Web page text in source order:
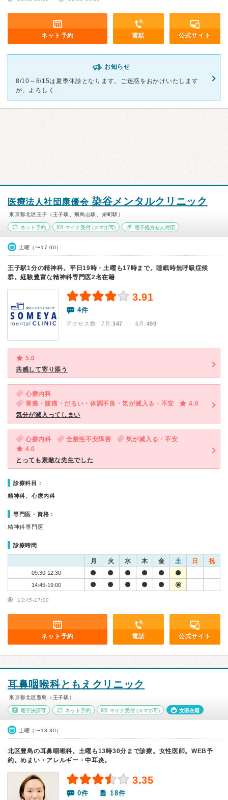
ネット予約 電話 公式サイト
お知らせ
8/10～8/15は夏季休診となります。ご迷惑をおかけいたします
が、よろしく...
医療法人社団康優会 染谷メンタルクリニック
東京都北区王子（王子駅、飛鳥山駅、栄町駅）
ネット予約 マイナ受付(スマホ可) 電子処方せん対応
土曜（〜17:00）
王子駅1分の精神科。平日19時・土曜も17時まで。睡眠時無呼吸症候
群。経験豊富な精神科専門医2名在籍
3.91
4件
アクセス数 7月:347 | 6月:490
5.0
共感して寄り添う
心療内科
胃痛・腹痛・だるい・体調不良・気が滅入る・不安
4.0
気分が滅入ってしまい
心療内科 全般性不安障害
気が滅入る・不安
4.0
とっても素敵な先生でした
診療科目：
精神科、心療内科
専門医・資格：
精神科専門医
診療時間
月 火 水 木 金 土 日 祝
09:30-12:30
14:45-19:00
13:45-17:00
ネット予約 電話 公式サイト
耳鼻咽喉科ともえクリニック
東京都北区豊島（王子駅）
電子決済可 ネット予約 マイナ受付 (スマホ可) 女医在籍
土曜（〜13:30）
北区豊島の耳鼻咽喉科。土曜も13時30分まで診療。女性医師。WEB予
約。めまい・アレルギー・中耳炎。
3.35
0件 18件